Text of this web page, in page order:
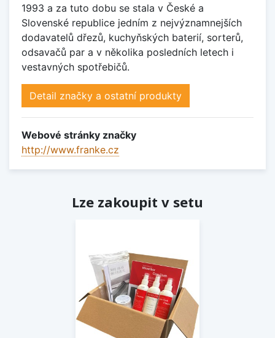
1993 a za tuto dobu se stala v České a
Slovenské republice jedním z nejvýznamnejších
dodavatelů dřezů, kuchyňských baterií, sorterů,
odsavačů par a v několika posledních letech i
vestavných spotřebičů.
Detail značky a ostatní produkty
Webové stránky značky
http://www.franke.cz
Lze zakoupit v setu